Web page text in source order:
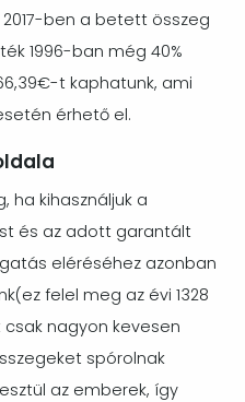
ben a betett összeg
1996-ban még 40%
t kaphatunk, ami
érhető el.
ha kihasználjuk a
és az adott garantált
eléréséhez azonban
felel meg az évi 1328
nagyon kevesen
spórolnak
az emberek, így